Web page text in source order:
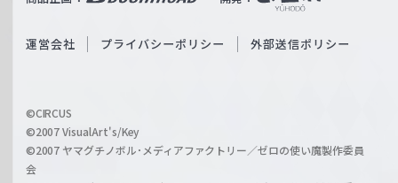
c
a
r
z
O
i
運営会社 プライバシーポリシー 外部送信ポリシー
©CIRCUS
©2007 VisualArt's/Key
©2007 ヤマグチノボル･メディアファクトリー／ゼロの使い魔製作委員
会